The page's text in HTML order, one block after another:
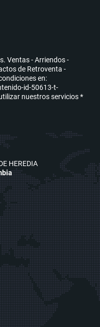
Ventas - Arriendos -
de Retroventa -
en:
id-50613-t-
nuestros servicios *
HEREDIA